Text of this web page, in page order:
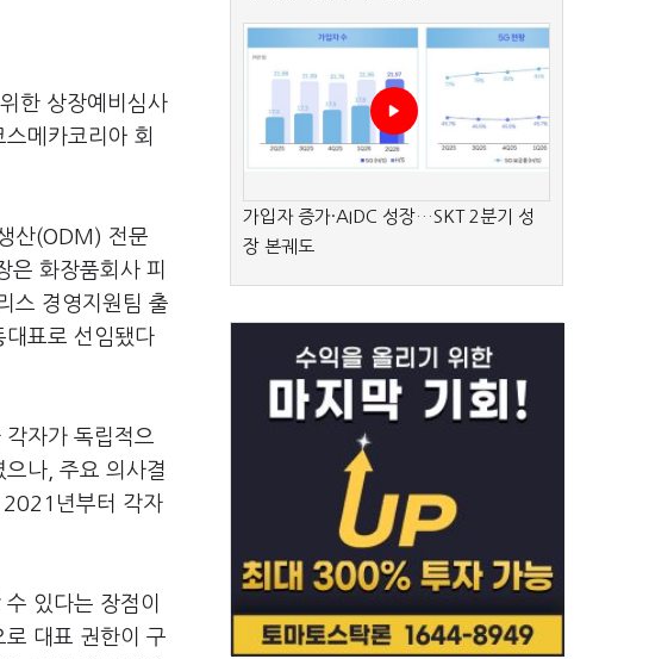
한 상장예비심사
메카코리아 회
산(ODM) 전문
은 화장품회사 피
스 경영지원팀 출
표로 선임됐다
자가 독립적으
나, 주요 의사결
2021년부터 각자
있다는 장점이
대표 권한이 구
가입자 증가·AIDC 성장…SKT 2분기 성
장 본궤도